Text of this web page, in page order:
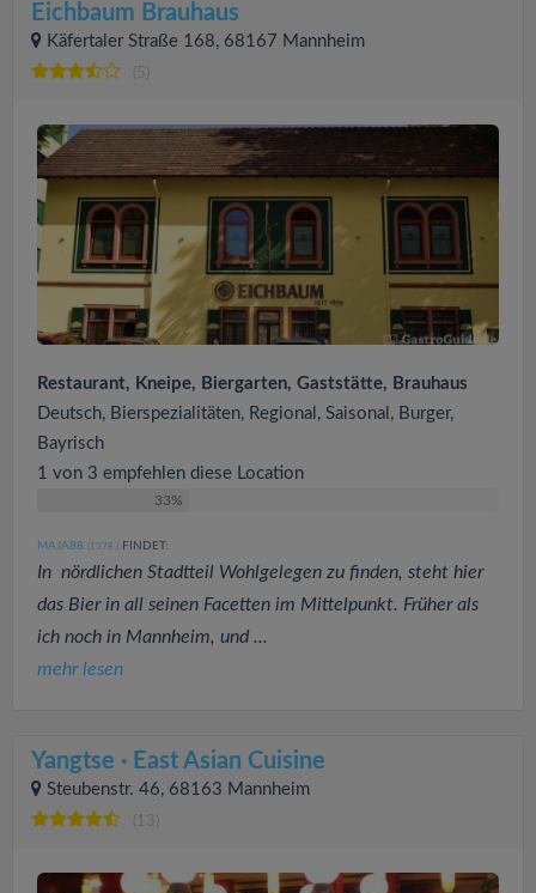
Eichbaum Brauhaus
Käfertaler Straße 168, 68167 Mannheim
(5)
Restaurant, Kneipe, Biergarten, Gaststätte, Brauhaus
Deutsch, Bierspezialitäten, Regional, Saisonal, Burger,
Bayrisch
1 von 3 empfehlen diese Location
33%
MAJA88 (1378 ) FINDET:
In nördlichen Stadtteil Wohlgelegen zu finden, steht hier
das Bier in all seinen Facetten im Mittelpunkt. Früher als
ich noch in Mannheim, und ...
mehr lesen
Yangtse · East Asian Cuisine
Steubenstr. 46, 68163 Mannheim
(13)